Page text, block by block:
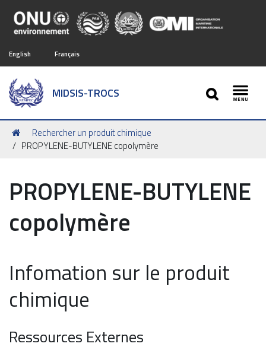
English Français
MIDSIS-TROCS
SEARCH
Vous
êtes
Rechercher un produit chimique
PROPYLENE-BUTYLENE copolymère
PROPYLENE-BUTYLENE
copolymère
Infomation sur le produit
chimique
Ressources Externes